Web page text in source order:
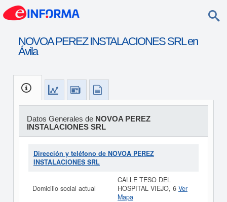
NOVOA PEREZ INSTALACIONES SRL en
Ávila
Datos Generales de NOVOA PEREZ
INSTALACIONES SRL
Dirección y teléfono de NOVOA PEREZ
INSTALACIONES SRL
Domicilio social actual
CALLE TESO DEL
HOSPITAL VIEJO, 6 Ver
Mapa